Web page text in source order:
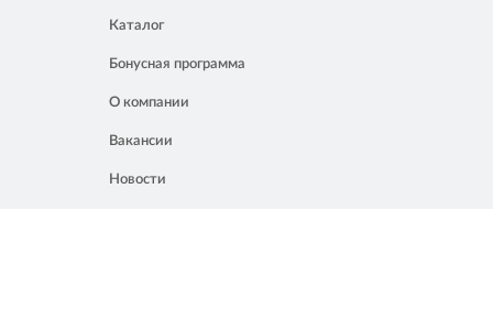
Каталог
Бонусная программа
О компании
Вакансии
Новости